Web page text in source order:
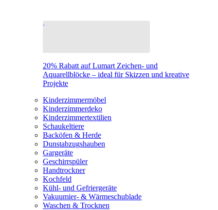
20% Rabatt auf Lumart Zeichen- und
Aquarellblöcke – ideal für Skizzen und kreative
Projekte
Kinderzimmermöbel
Kinderzimmerdeko
Kinderzimmertextilien
Schaukeltiere
Backöfen & Herde
Dunstabzugshauben
Gargeräte
Geschirrspüler
Handtrockner
Kochfeld
Kühl- und Gefriergeräte
Vakuumier- & Wärmeschublade
Waschen & Trocknen